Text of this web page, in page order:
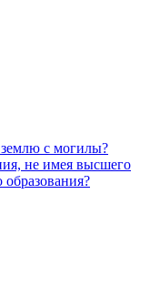
с могилы?
не имея высшего